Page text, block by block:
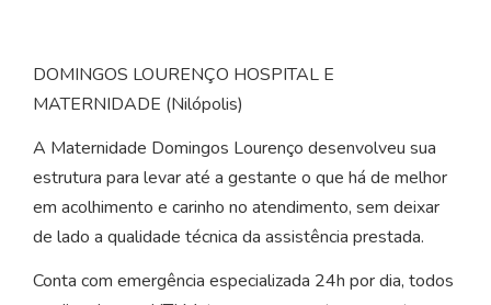
DOMINGOS LOURENÇO HOSPITAL E
MATERNIDADE (Nilópolis)
A Maternidade Domingos Lourenço desenvolveu sua
estrutura para levar até a gestante o que há de melhor
em acolhimento e carinho no atendimento, sem deixar
de lado a qualidade técnica da assistência prestada.
Conta com emergência especializada 24h por dia, todos